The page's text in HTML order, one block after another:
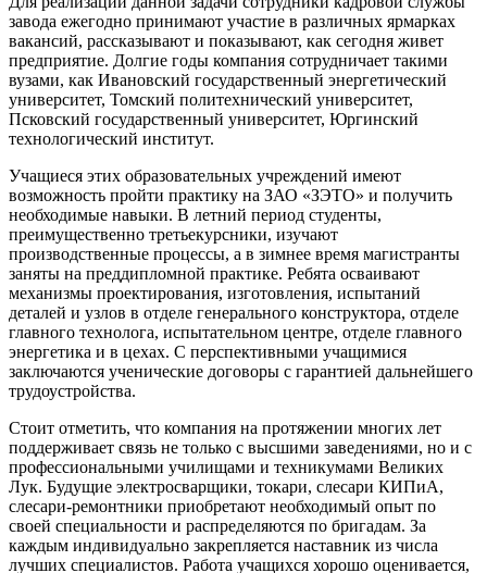
завода ежегодно принимают участие в различных ярмарках
вакансий, рассказывают и показывают, как сегодня живет
предприятие. Долгие годы компания сотрудничает такими
вузами, как Ивановский государственный энергетический
университет, Томский политехнический университет,
Псковский государственный университет, Юргинский
технологический институт.
Учащиеся этих образовательных учреждений имеют
возможность пройти практику на ЗАО «ЗЭТО» и получить
необходимые навыки. В летний период студенты,
преимущественно третьекурсники, изучают
производственные процессы, а в зимнее время магистранты
заняты на преддипломной практике. Ребята осваивают
механизмы проектирования, изготовления, испытаний
деталей и узлов в отделе генерального конструктора, отделе
главного технолога, испытательном центре, отделе главного
энергетика и в цехах. С перспективными учащимися
заключаются ученические договоры с гарантией дальнейшего
трудоустройства.
Стоит отметить, что компания на протяжении многих лет
поддерживает связь не только с высшими заведениями, но и с
профессиональными училищами и техникумами Великих
Лук. Будущие электросварщики, токари, слесари КИПиА,
слесари-ремонтники приобретают необходимый опыт по
своей специальности и распределяются по бригадам. За
каждым индивидуально закрепляется наставник из числа
лучших специалистов. Работа учащихся хорошо оценивается,